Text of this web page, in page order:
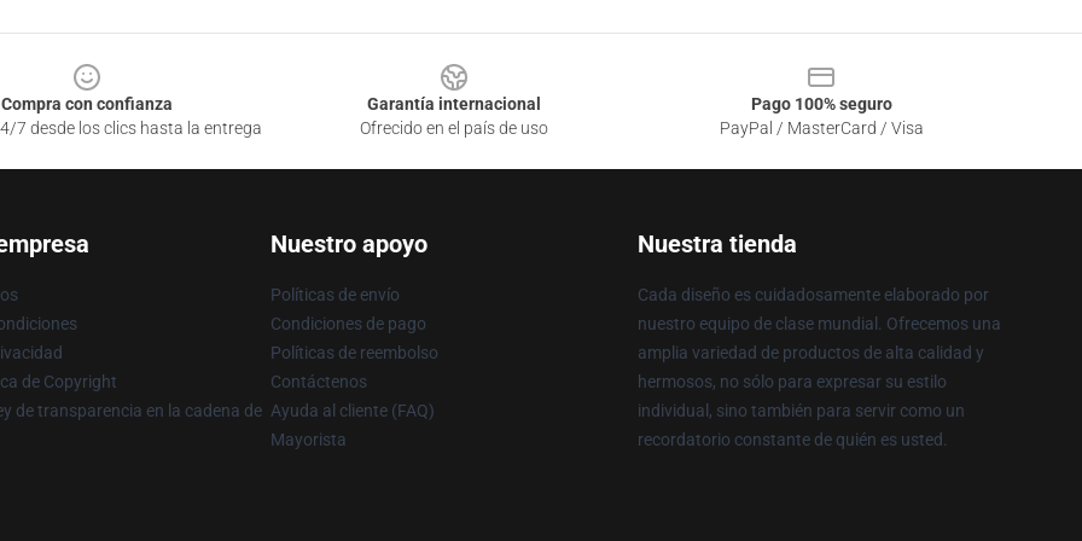
Compra con confianza
7 desde los clics hasta la entrega
Garantía internacional
Ofrecido en el país de uso
Pago 100% seguro
PayPal / MasterCard / Visa
de Copyright
de transparencia en la cadena de
Nuestro apoyo
Políticas de envío
Condiciones de pago
Políticas de reembolso
Contáctenos
Ayuda al cliente (FAQ)
Mayorista
Nuestra tienda
Cada diseño es cuidadosamente elaborado por
nuestro equipo de clase mundial. Ofrecemos una
amplia variedad de productos de alta calidad y
hermosos, no sólo para expresar su estilo
individual, sino también para servir como un
recordatorio constante de quién es usted.